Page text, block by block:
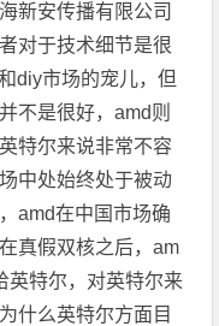
安传播有限公司
对于技术细节是很
diy市场的宠儿，但
不是很好，amd则
特尔来说非常不容
中处始终处于被动
amd在中国市场确
真假双核之后，am
英特尔，对英特尔来
什么英特尔方面目